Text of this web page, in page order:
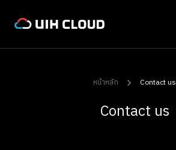
หน้าหลัก Contact us
Contact us